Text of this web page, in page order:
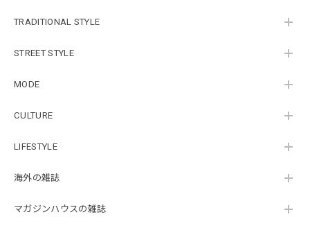
TRADITIONAL STYLE
STREET STYLE
MODE
CULTURE
LIFESTYLE
海外の雑誌
マガジンハウスの雑誌